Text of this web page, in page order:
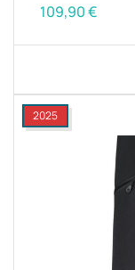
109,90€
2025